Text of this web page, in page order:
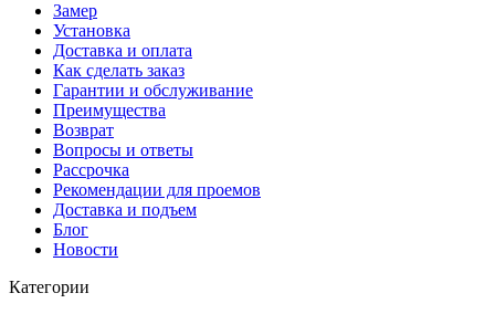
Замер
Установка
Доставка и оплата
Как сделать заказ
Гарантии и обслуживание
Преимущества
Возврат
Вопросы и ответы
Рассрочка
Рекомендации для проемов
Доставка и подъем
Блог
Новости
Категории